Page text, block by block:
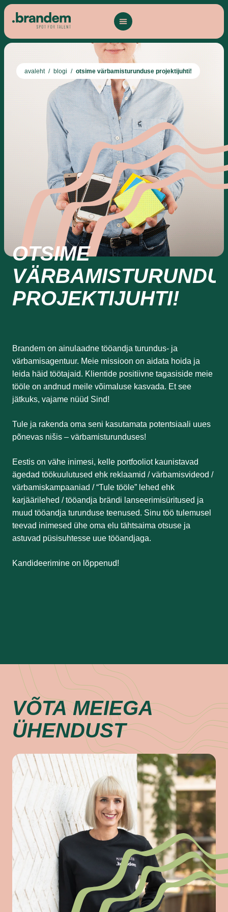
avaleht / blogi / otsime värbamisturunduse projektijuhti!
OTSIME
PROJEKTIJUHTI!
Brandem on ainulaadne tööandja turundus- ja
värbamisagentuur. Meie missioon on aidata hoida ja
leida häid töötajaid. Klientide positiivne tagasiside meie
tööle on andnud meile võimaluse kasvada. Et see
jätkuks, vajame nüüd Sind!
Tule ja rakenda oma seni kasutamata potentsiaali uues
põnevas nišis – värbamisturunduses!
Eestis on vähe inimesi, kelle portfooliot kaunistavad
ägedad töökuulutused ehk reklaamid / värbamisvideod /
värbamiskampaaniad / “Tule tööle” lehed ehk
karjäärilehed / tööandja brändi lanseerimisüritused ja
muud tööandja turunduse teenused. Sinu töö tulemusel
teevad inimesed ühe oma elu tähtsaima otsuse ja
astuvad püsisuhtesse uue tööandjaga.
Kandideerimine on lõppenud!
VÕTA MEIEGA
ÜHENDUST